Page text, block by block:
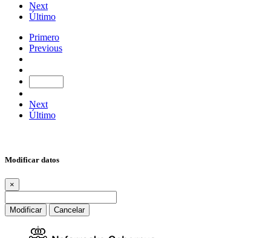
Next
Último
Primero
Previous
Next
Último
Modificar datos
×
Modificar Cancelar